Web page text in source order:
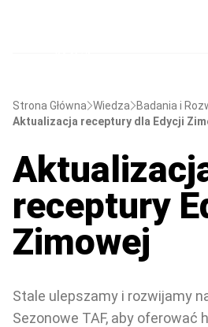
Strona Główna Wiedza
Badania i
Aktualizacja receptury dla Edycji
receptury
Zimowej
Stale ulepszamy i rozwijamy
Sezonowe TAF, aby oferować